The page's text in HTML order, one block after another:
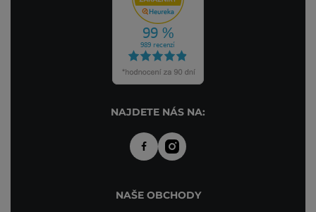
NAJDETE NÁS NA:
NAŠE OBCHODY